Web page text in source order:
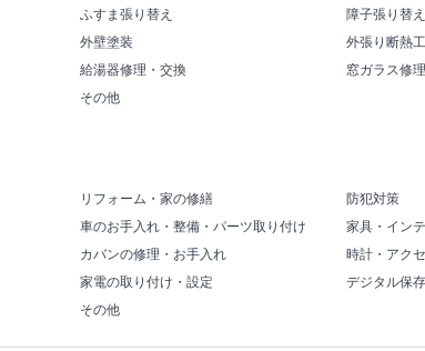
ふすま張り替え
障子張り替え
外壁塗装
外張り断熱
給湯器修理・交換
窓ガラス修
その他
リフォーム・家の修繕
防犯対策
車のお手入れ・整備・パーツ取り付け
家具・イン
カバンの修理・お手入れ
時計・アク
家電の取り付け・設定
デジタル保存
その他